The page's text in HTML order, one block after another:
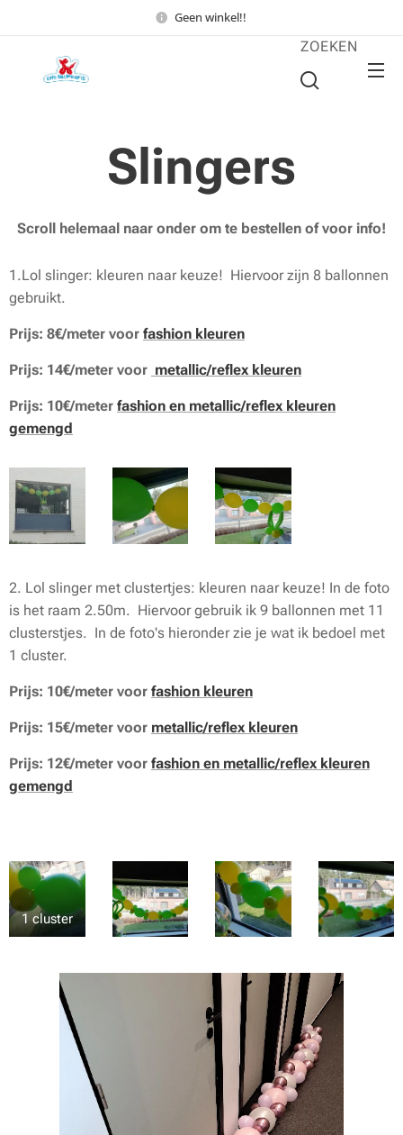
Geen winkel!!
ZOEKEN
Slingers
Scroll helemaal naar onder om te bestellen of voor info!
1.Lol slinger: kleuren naar keuze! Hiervoor zijn 8 ballonnen
gebruikt.
Prijs: 8€/meter voor fashion kleuren
Prijs: 14€/meter voor metallic/reflex kleuren
Prijs: 10€/meter fashion en metallic/reflex kleuren
gemengd
2. Lol slinger met clustertjes: kleuren naar keuze! In de foto
is het raam 2.50m. Hiervoor gebruik ik 9 ballonnen met 11
clusterstjes. In de foto's hieronder zie je wat ik bedoel met
1 cluster.
Prijs: 10€/meter voor fashion kleuren
Prijs: 15€/meter voor metallic/reflex kleuren
Prijs: 12€/meter voor fashion en metallic/reflex kleuren
gemengd
1 cluster